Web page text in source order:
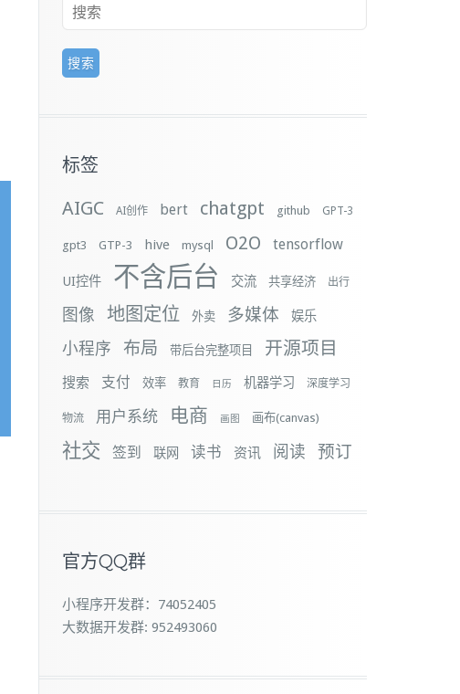
标签
AIGC
AI创作 bert chatgpt github GPT-3
gpt3 GTP-3 hive mysql O2O tensorflow
UI控件 不含后台 交流 共享经济 出行
图像 地图定位 外卖 多媒体 娱乐
小程序 布局 带后台完整项目 开源项目
搜索 支付 效率 教育 日历 机器学习 深度学习
物流 用户系统 电商 画图 画布(canvas)
社交 签到 联网 读书 资讯 阅读 预订
官方QQ群
小程序开发群：74052405
大数据开发群: 952493060